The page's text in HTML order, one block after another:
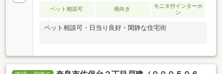
ペット相談可 南向き
モニタ付インターホ
ン
ペット相談可・日当り良好・閑静な住宅街